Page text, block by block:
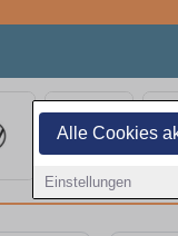
Alle Cookies
Einstellungen